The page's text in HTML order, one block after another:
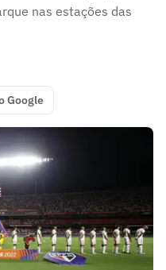
nas estações das
Google